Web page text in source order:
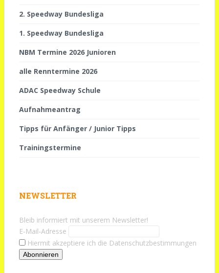
2. Speedway Bundesliga
1. Speedway Bundesliga
NBM Termine 2026 Junioren
alle Renntermine 2026
ADAC Speedway Schule
Aufnahmeantrag
Tipps für Anfänger / Junior Tipps
Trainingstermine
NEWSLETTER
Bleib informiert mit unserem Newsletter!
E-Mail-Adresse
Hiermit akzeptiere ich die Datenschutzbestimmungen